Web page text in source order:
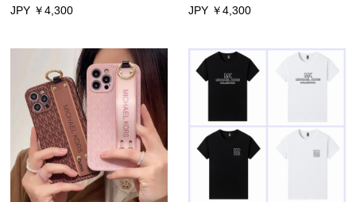
ス, iphone15/15 plus/ iphone15pro/
15pro max アイフォン14/14 max/14
ケース 芸能人 iphone12/12
pro/12pro maxスマホフォンカバ
ー カードポッケト iPhone11/11
pro/11pro max携帯ケース 激安通販
JPY ￥4,300
ス,iphone15/15 plus/ iphone15pro/
14pro max iphone13/13 pro/13pro
フォンカバー カードポッケト
iPhone11/11 pro/11pro max携帯ケー
ス 大人気 MKアイフォン14/14 max
JPY ￥4,300